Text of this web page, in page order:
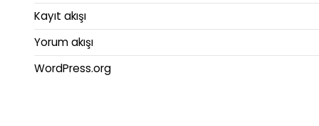
Kayıt akışı
Yorum akışı
WordPress.org